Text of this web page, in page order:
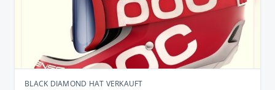
BLACK DIAMOND HAT VERKAUFT